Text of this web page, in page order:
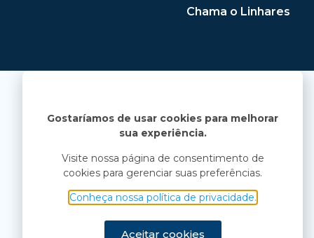
Chama o Linhares
Gostaríamos de usar cookies para melhorar
sua experiência.
Visite nossa página de consentimento de
cookies para gerenciar suas preferências.
Conheça nossa política de privacidade.
Aceitar cookies